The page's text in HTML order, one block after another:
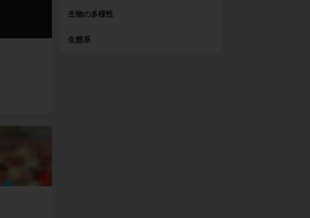
生物の多様性
生態系